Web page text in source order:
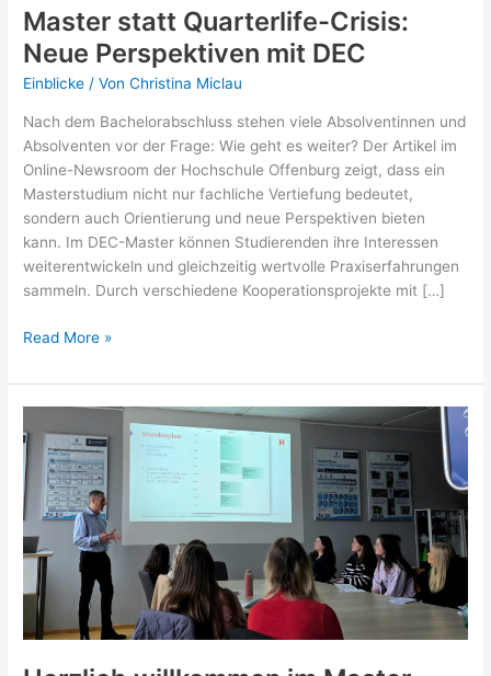
Master statt Quarterlife-Crisis:
Neue Perspektiven mit DEC
Einblicke / VonChristina Miclau
Nach dem Bachelorabschluss stehen viele Absolventinnen und
Absolventen vor der Frage: Wie geht es weiter? Der Artikel im
Online-Newsroom der Hochschule Offenburg zeigt, dass ein
Masterstudium nicht nur fachliche Vertiefung bedeutet,
sondern auch Orientierung und neue Perspektiven bieten
kann. Im DEC-Master können Studierenden ihre Interessen
weiterentwickeln und gleichzeitig wertvolle Praxiserfahrungen
sammeln. Durch verschiedene Kooperationsprojekte mit […]
Master
Quarterlife-
Crisis:
Neue
Perspektiven
mit
DEC
Read More »